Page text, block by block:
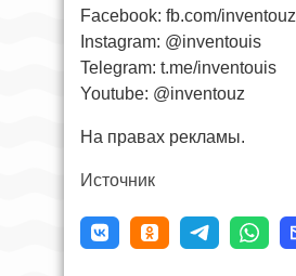
Facebook: fb.com/inventouz
Instagram: @inventouis
Telegram: t.me/inventouis
Youtube: @inventouz
На правах рекламы.
Источник